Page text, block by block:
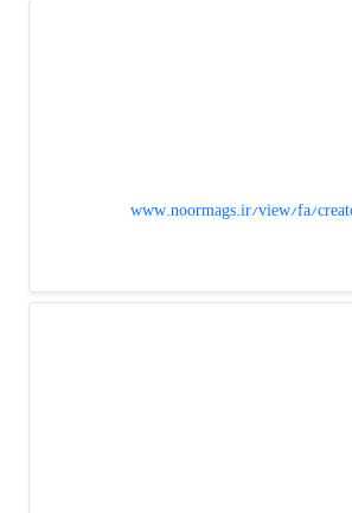
www.noormags.ir/view/fa/creator/